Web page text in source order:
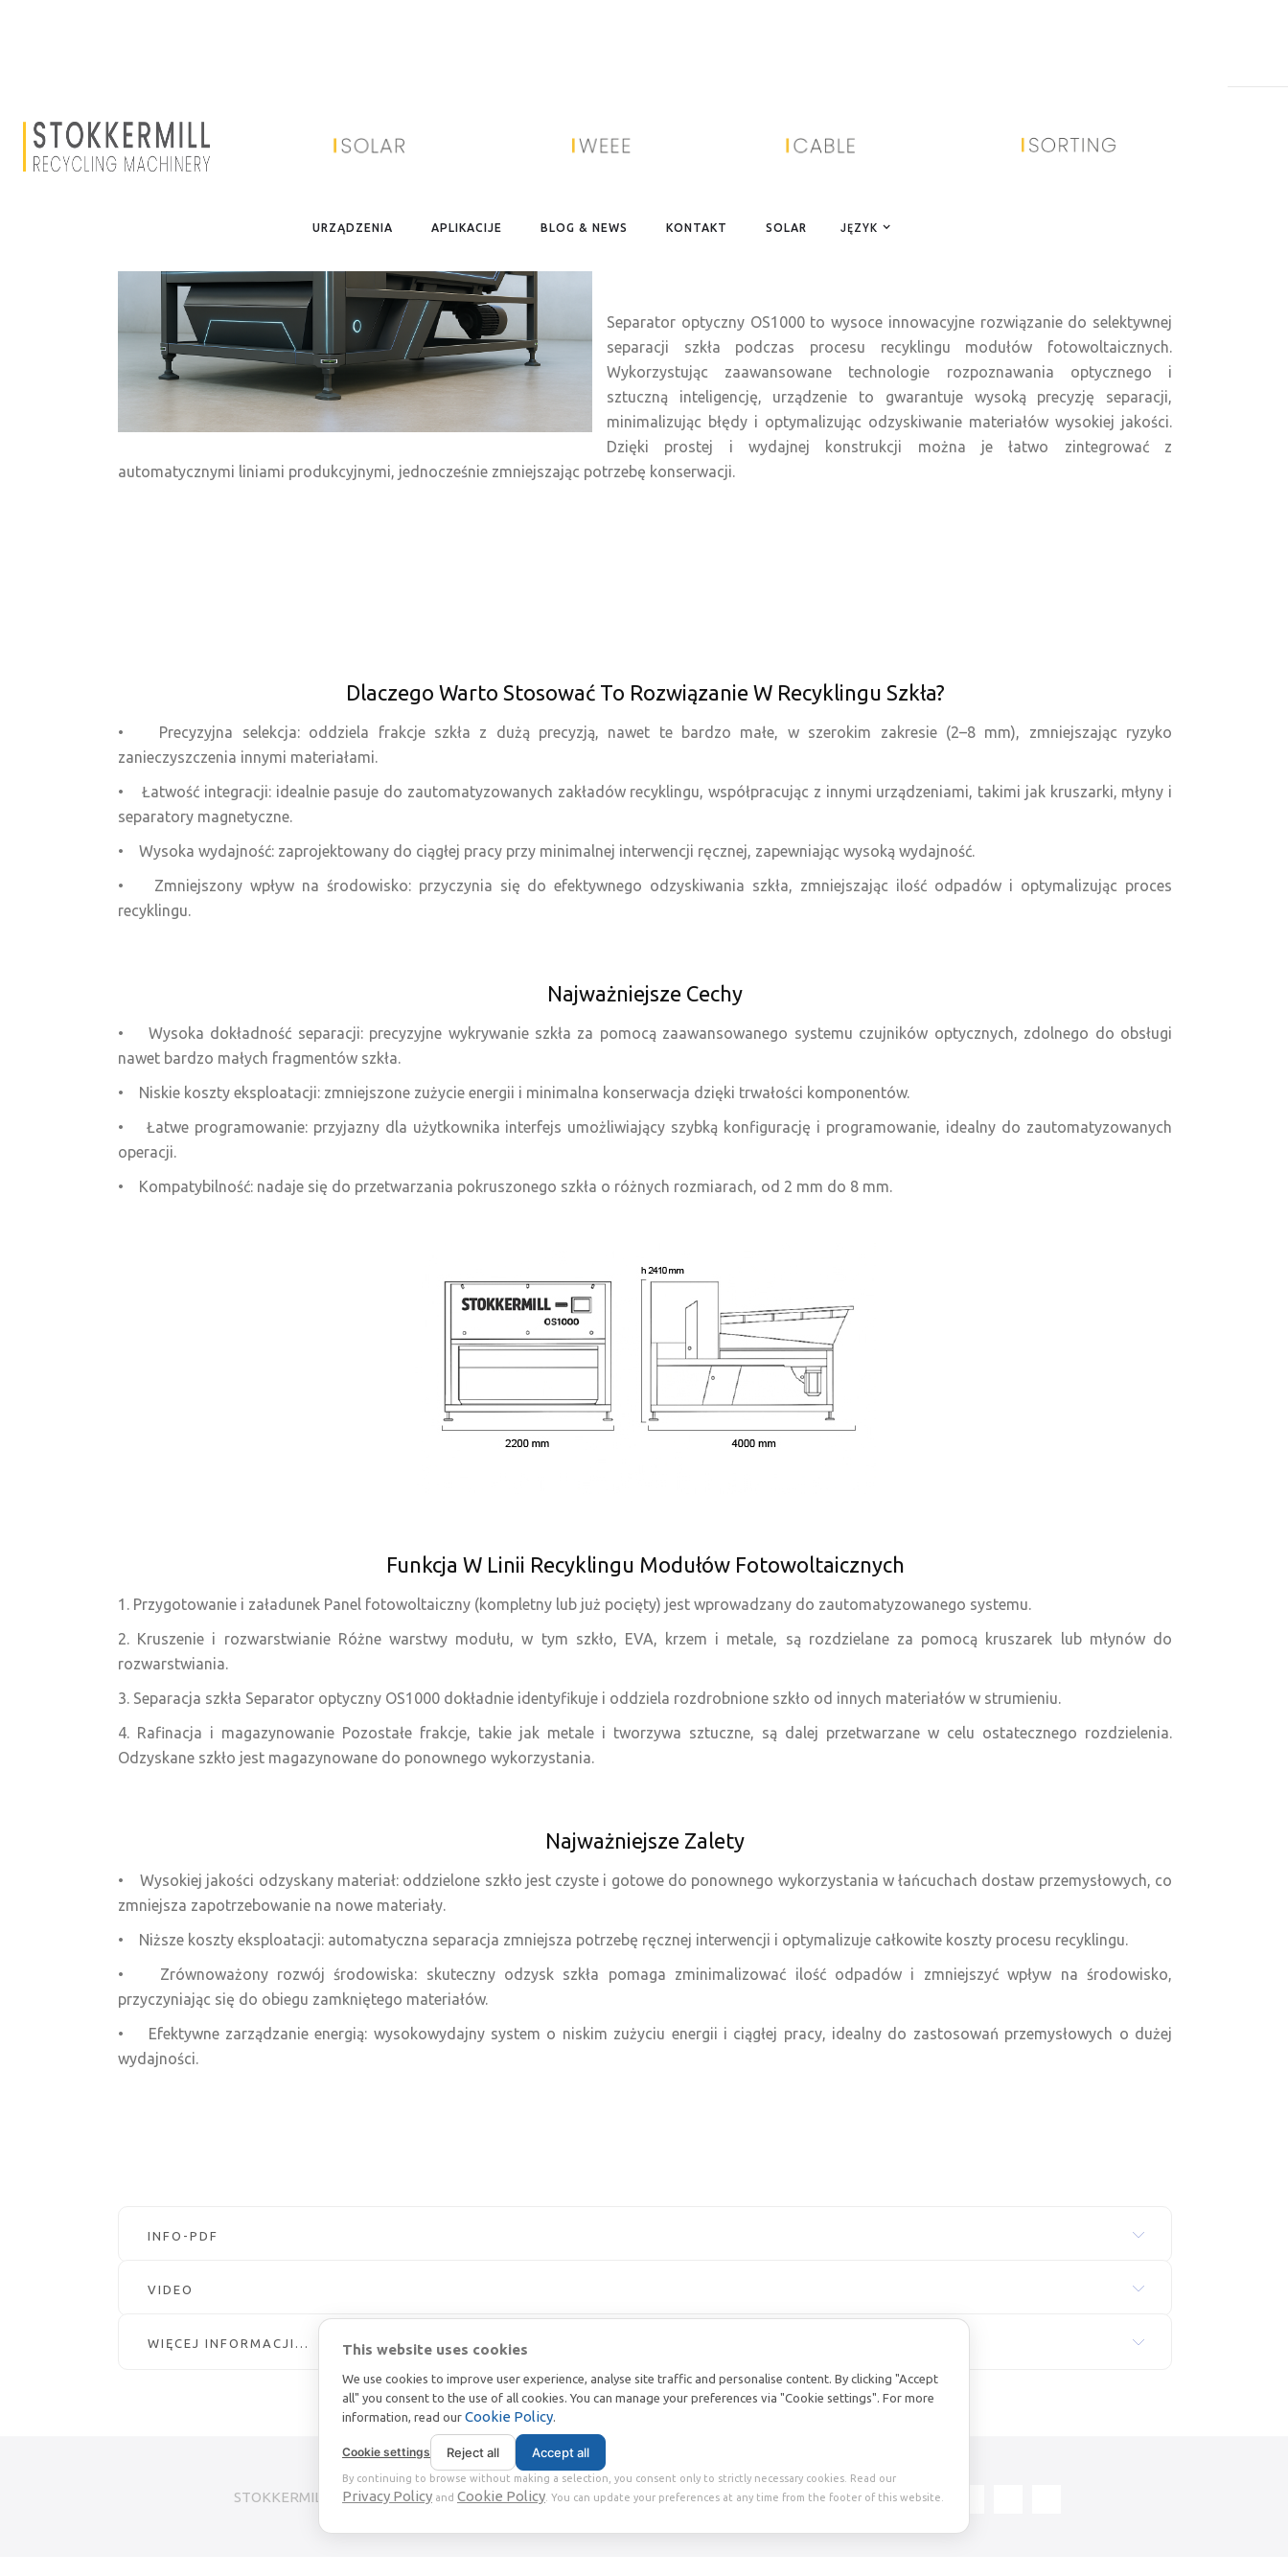
URZĄDZENIA APLIKACIJE BLOG & NEWS KONTAKT SOLAR JĘZYK
zapewnienia dokładnego rozdzielania frakcji szkła o wielkości od 2 mm do 8 mm.
łatwości obsługi, dzięki czemu idealnie nadają się do recyklingu szkła z paneli
Separator optyczny OS1000 to wysoce innowacyjne rozwiązanie do selektywnej
separacji szkła podczas procesu recyklingu modułów fotowoltaicznych.
Wykorzystując zaawansowane technologie rozpoznawania optycznego i
sztuczną inteligencję, urządzenie to gwarantuje wysoką precyzję separacji,
minimalizując błędy i optymalizując odzyskiwanie materiałów wysokiej jakości.
Dzięki prostej i wydajnej konstrukcji można je łatwo zintegrować z
automatycznymi liniami produkcyjnymi, jednocześnie zmniejszając potrzebę konserwacji.
Dlaczego Warto Stosować To Rozwiązanie W Recyklingu Szkła?
• Precyzyjna selekcja: oddziela frakcje szkła z dużą precyzją, nawet te bardzo małe, w szerokim zakresie (2–8 mm), zmniejszając ryzyko
zanieczyszczenia innymi materiałami.
• Łatwość integracji: idealnie pasuje do zautomatyzowanych zakładów recyklingu, współpracując z innymi urządzeniami, takimi jak kruszarki, młyny i
separatory magnetyczne.
• Wysoka wydajność: zaprojektowany do ciągłej pracy przy minimalnej interwencji ręcznej, zapewniając wysoką wydajność.
• Zmniejszony wpływ na środowisko: przyczynia się do efektywnego odzyskiwania szkła, zmniejszając ilość odpadów i optymalizując proces
recyklingu.‍‍
Najważniejsze Cechy
• Wysoka dokładność separacji: precyzyjne wykrywanie szkła za pomocą zaawansowanego systemu czujników optycznych, zdolnego do obsługi
nawet bardzo małych fragmentów szkła.
• Niskie koszty eksploatacji: zmniejszone zużycie energii i minimalna konserwacja dzięki trwałości komponentów.
• Łatwe programowanie: przyjazny dla użytkownika interfejs umożliwiający szybką konfigurację i programowanie, idealny do zautomatyzowanych
operacji.
• Kompatybilność: nadaje się do przetwarzania pokruszonego szkła o różnych rozmiarach, od 2 mm do 8 mm.
Funkcja W Linii Recyklingu Modułów Fotowoltaicznych
1. Przygotowanie i załadunek Panel fotowoltaiczny (kompletny lub już pocięty) jest wprowadzany do zautomatyzowanego systemu.
2. Kruszenie i rozwarstwianie Różne warstwy modułu, w tym szkło, EVA, krzem i metale, są rozdzielane za pomocą kruszarek lub młynów do
rozwarstwiania.
3. Separacja szkła Separator optyczny OS1000 dokładnie identyfikuje i oddziela rozdrobnione szkło od innych materiałów w strumieniu.
4. Rafinacja i magazynowanie Pozostałe frakcje, takie jak metale i tworzywa sztuczne, są dalej przetwarzane w celu ostatecznego rozdzielenia.
Odzyskane szkło jest magazynowane do ponownego wykorzystania.
Najważniejsze Zalety
• Wysokiej jakości odzyskany materiał: oddzielone szkło jest czyste i gotowe do ponownego wykorzystania w łańcuchach dostaw przemysłowych, co
zmniejsza zapotrzebowanie na nowe materiały.
• Niższe koszty eksploatacji: automatyczna separacja zmniejsza potrzebę ręcznej interwencji i optymalizuje całkowite koszty procesu recyklingu.
• Zrównoważony rozwój środowiska: skuteczny odzysk szkła pomaga zminimalizować ilość odpadów i zmniejszyć wpływ na środowisko,
przyczyniając się do obiegu zamkniętego materiałów.
• Efektywne zarządzanie energią: wysokowydajny system o niskim zużyciu energii i ciągłej pracy, idealny do zastosowań przemysłowych o dużej
wydajności.
INFO-PDF
VIDEO
WIĘCEJ INFORMACJI...
STOKKERMILL | SELTEK SRL© 2018 | VAT番号 IT02360630301 | 社会資本 € 10.000,00 |Privacy|Terms
This website uses cookies
We use cookies to improve user experience, analyse site traffic and personalise content. By clicking "Accept
all" you consent to the use of all cookies. You can manage your preferences via "Cookie settings". For more
information, read our Cookie Policy.
Cookie settings Reject all Accept all
By continuing to browse without making a selection, you consent only to strictly necessary cookies. Read our
Privacy Policy and Cookie Policy . You can update your preferences at any time from the footer of this website.